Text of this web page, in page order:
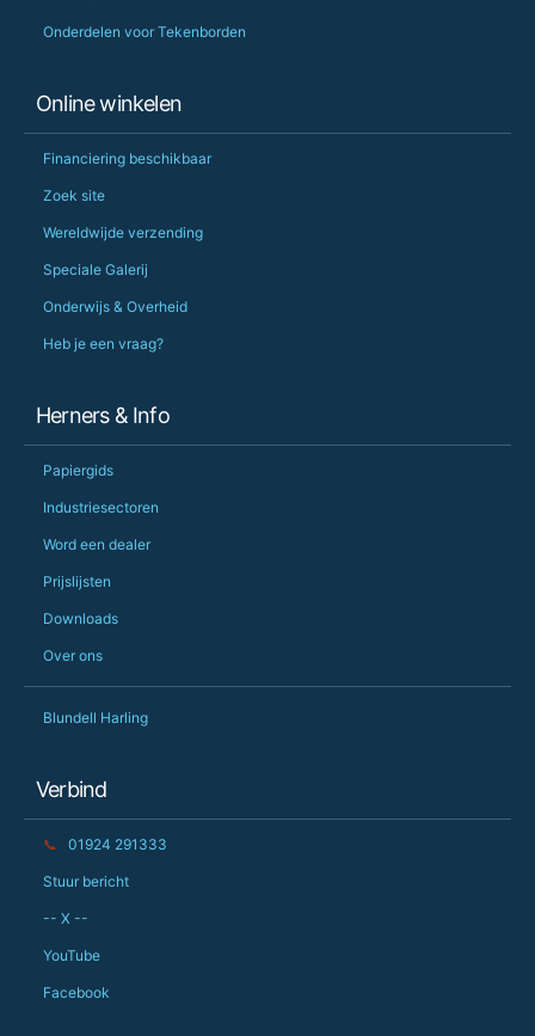
Onderdelen voor Tekenborden
Online winkelen
Financiering beschikbaar
Zoek site
Wereldwijde verzending
Speciale Galerij
Onderwijs & Overheid
Heb je een vraag?
Herners & Info
Papiergids
Industriesectoren
Word een dealer
Prijslijsten
Downloads
Over ons
Blundell Harling
Verbind
📞 01924 291333
Stuur bericht
-- X --
YouTube
Facebook